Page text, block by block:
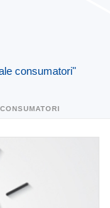
consumatori"